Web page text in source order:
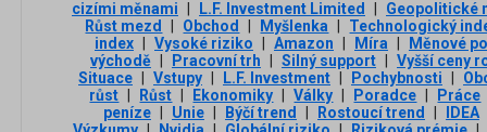
cizími měnami
L.F. Investment Limited
Geopolitické
Růst mezd
Obchod Myšlenka
Technologický
index
Vysoké riziko Amazon Míra
Měnové
východě
Pracovní trh Silný support
Vyšší ceny
Situace
Vstupy L.F. Investment Pochybnosti
růst
Růst Ekonomiky Války Poradce
Práce
peníze
Unie Býčí trend Rostoucí trend
IDEA